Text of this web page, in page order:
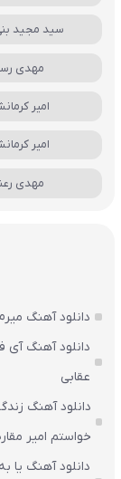
سید مجید
مهدی
امیر
امیر
مهدی
دانلود آهنگ
دانلود آهنگ
عقابی
دانلود آهنگ
خواستم امیر
دانلود آهنگ یا